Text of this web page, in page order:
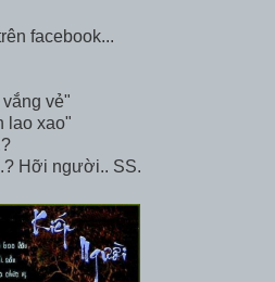
facebook...
vẻ"
lao xao"
Hỡi người.. SS.